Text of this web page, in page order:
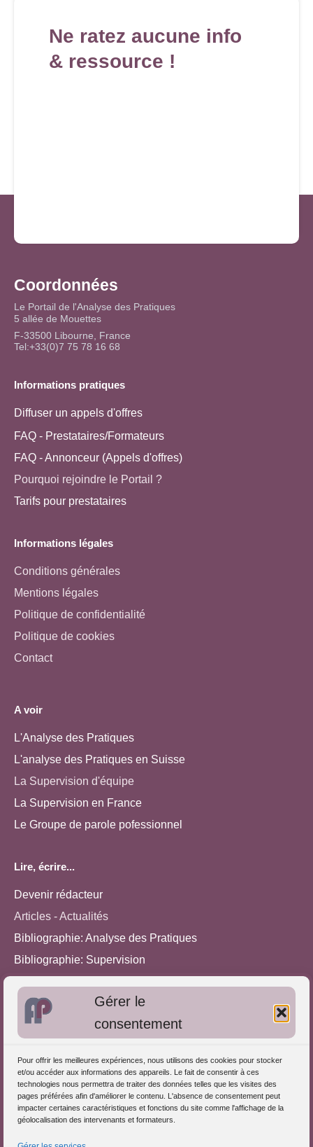
Gérer le
consentement
Pour offrir les meilleures expériences, nous utilisons des cookies pour stocker
et/ou accéder aux informations des appareils. Le fait de consentir à ces
technologies nous permettra de traiter des données telles que les visites des
pages préférées afin d'améliorer le contenu. L'absence de consentement peut
impacter certaines caractéristiques et fonctions du site comme l'affichage de la
géolocalisation des intervenants et formateurs.
Ne ratez aucune info
& ressource !
Coordonnées
Le Portail de l'Analyse des Pratiques
5 allée de Mouettes
F-33500 Libourne, France
Tel:+33(0)7 75 78 16 68
Informations pratiques
Diffuser un appels d'offres
FAQ - Prestataires/Formateurs
FAQ - Annonceur (Appels d'offres)
Pourquoi rejoindre le Portail ?
Tarifs pour prestataires
Informations légales
Conditions générales
Mentions légales
Politique de confidentialité
Politique de cookies
Contact
A voir
L'Analyse des Pratiques
L'analyse des Pratiques en Suisse
La Supervision d'équipe
La Supervision en France
Le Groupe de parole pofessionnel
Lire, écrire...
Devenir rédacteur
Articles - Actualités
Bibliographie: Analyse des Pratiques
Bibliographie: Supervision
Approches de l'Analyse des pratiques
S'inscrire dans l'Annuaire
Publiez vos formations
Charte déontologique